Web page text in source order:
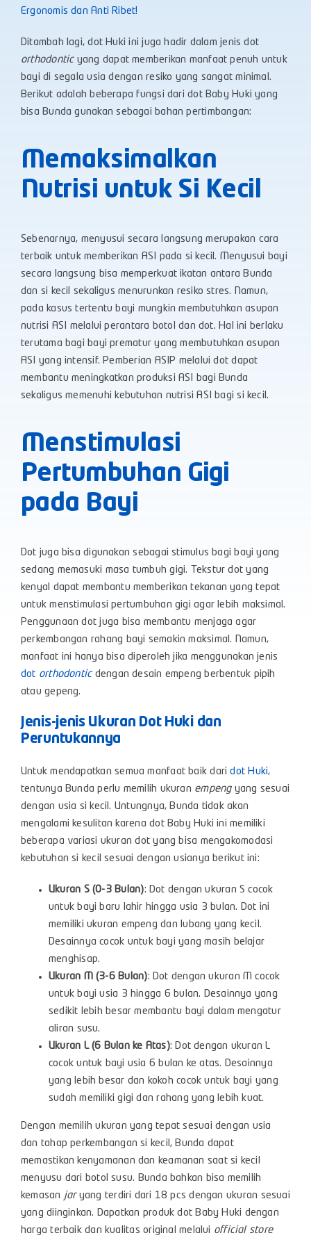
Ergonomis dan Anti Ribet!
Ditambah lagi, dot Huki ini juga hadir dalam jenis dot
orthodonticyang dapat memberikan manfaat penuh untuk
bayi di segala usia dengan resiko yang sangat minimal.
Berikut adalah beberapa fungsi dari dot Baby Huki yang
bisa Bunda gunakan sebagai bahan pertimbangan:
Memaksimalkan
Nutrisi untuk Si Kecil
Sebenarnya, menyusui secara langsung merupakan cara
terbaik untuk memberikan ASI pada si kecil. Menyusui bayi
secara langsung bisa memperkuat ikatan antara Bunda
dan si kecil sekaligus menurunkan resiko stres. Namun,
pada kasus tertentu bayi mungkin membutuhkan asupan
nutrisi ASI melalui perantara botol dan dot. Hal ini berlaku
terutama bagi bayi prematur yang membutuhkan asupan
ASI yang intensif. Pemberian ASIP melalui dot dapat
membantu meningkatkan produksi ASI bagi Bunda
sekaligus memenuhi kebutuhan nutrisi ASI bagi si kecil.
Menstimulasi
Pertumbuhan Gigi
pada Bayi
Dot juga bisa digunakan sebagai stimulus bagi bayi yang
sedang memasuki masa tumbuh gigi. Tekstur dot yang
kenyal dapat membantu memberikan tekanan yang tepat
untuk menstimulasi pertumbuhan gigi agar lebih maksimal.
Penggunaan dot juga bisa membantu menjaga agar
perkembangan rahang bayi semakin maksimal. Namun,
manfaat ini hanya bisa diperoleh jika menggunakan jenis
dot orthodonticdengan desain empeng berbentuk pipih
atau gepeng.
Jenis-jenis Ukuran Dot Huki dan
Peruntukannya
Untuk mendapatkan semua manfaat baik daridot Huki,
tentunya Bunda perlu memilih ukuran empeng yang sesuai
dengan usia si kecil. Untungnya, Bunda tidak akan
mengalami kesulitan karena dot Baby Huki ini memiliki
beberapa variasi ukuran dot yang bisa mengakomodasi
kebutuhan si kecil sesuai dengan usianya berikut ini:
Ukuran S (0-3 Bulan): Dot dengan ukuran S cocok
untuk bayi baru lahir hingga usia 3 bulan. Dot ini
memiliki ukuran empeng dan lubang yang kecil.
Desainnya cocok untuk bayi yang masih belajar
menghisap.
Ukuran M (3-6 Bulan): Dot dengan ukuran M cocok
untuk bayi usia 3 hingga 6 bulan. Desainnya yang
sedikit lebih besar membantu bayi dalam mengatur
aliran susu.
Ukuran L (6 Bulan ke Atas): Dot dengan ukuran L
cocok untuk bayi usia 6 bulan ke atas. Desainnya
yang lebih besar dan kokoh cocok untuk bayi yang
sudah memiliki gigi dan rahang yang lebih kuat.
Dengan memilih ukuran yang tepat sesuai dengan usia
dan tahap perkembangan si kecil, Bunda dapat
memastikan kenyamanan dan keamanan saat si kecil
menyusu dari botol susu. Bunda bahkan bisa memilih
kemasan jaryang terdiri dari 18 pcs dengan ukuran sesuai
yang diinginkan. Dapatkan produk dot Baby Huki dengan
harga terbaik dan kualitas original melalui official store